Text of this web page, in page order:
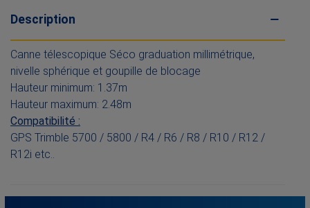
Description
Canne télescopique Séco graduation millimétrique,
nivelle sphérique et goupille de blocage
Hauteur minimum: 1.37m
Hauteur maximum: 2.48m
Compatibilité :
GPS Trimble 5700 / 5800 / R4 / R6 / R8 / R10 / R12 /
R12i etc..